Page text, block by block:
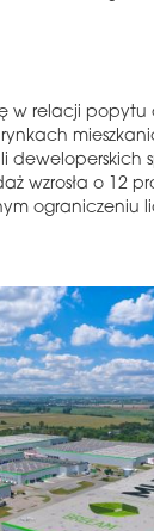
w relacji
deweloperskich
wzrosła o 12
ograniczeniu